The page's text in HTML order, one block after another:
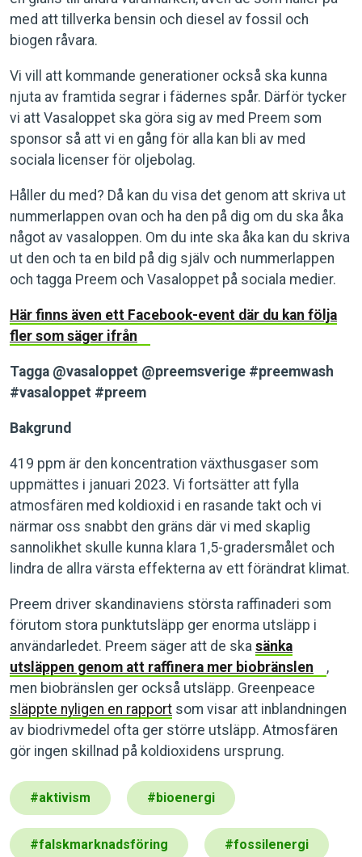
med att tillverka bensin och diesel av fossil och
biogen råvara.
Vi vill att kommande generationer också ska kunna
njuta av framtida segrar i fädernes spår. Därför tycker
vi att Vasaloppet ska göra sig av med Preem som
sponsor så att vi en gång för alla kan bli av med
sociala licenser för oljebolag.
Håller du med? Då kan du visa det genom att skriva ut
nummerlappen ovan och ha den på dig om du ska åka
något av vasaloppen. Om du inte ska åka kan du skriva
ut den och ta en bild på dig själv och nummerlappen
och tagga Preem och Vasaloppet på sociala medier.
Här finns även ett Facebook-event där du kan följa
fler som säger ifrån
Tagga @vasaloppet @preemsverige #preemwash
#vasaloppet #preem
Bakgrund
419 ppm är den koncentration växthusgaser som
uppmättes i januari 2023. Vi fortsätter att fylla
atmosfären med koldioxid i en rasande takt och vi
närmar oss snabbt den gräns där vi med skaplig
sannolikhet skulle kunna klara 1,5-gradersmålet och
lindra de allra värsta effekterna av ett förändrat klimat.
Preem driver skandinaviens största raffinaderi som
förutom stora punktutsläpp ger enorma utsläpp i
användarledet. Preem säger att de ska sänka
utsläppen genom att raffinera mer biobränslen
,
men biobränslen ger också utsläpp. Greenpeace
släppte nyligen en rapport som visar att inblandningen
av biodrivmedel ofta ger större utsläpp. Atmosfären
gör ingen skillnad på koldioxidens ursprung.
#aktivism #bioenergi
#falskmarknadsföring #fossilenergi